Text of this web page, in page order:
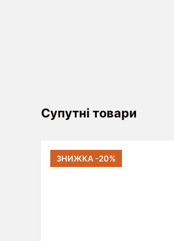
Супутні товари
ЗНИЖКА -20%